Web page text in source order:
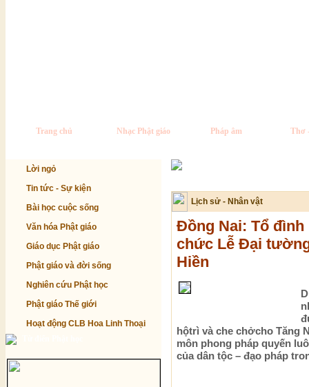
Trang chủ Nhạc Phật giáo Pháp âm Thơ
Lời ngỏ
Tin tức - Sự kiện
Bài học cuộc sống
Văn hóa Phật giáo
Giáo dục Phật giáo
Phật giáo và đời sống
Nghiên cứu Phật học
Phật giáo Thế giới
Hoạt động CLB Hoa Linh Thoại
Lịch sử - Nhân vật
Đồng Nai: Tổ
chức Lễ Đại
Hiền
hộtrì và che chởcho Tăng
môn phong pháp quyến
của dân tộc – đạo pháp